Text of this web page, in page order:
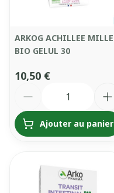
ARKOG ACHILLEE MILLE
BIO GELUL 30
10,50 €
Ajouter au panier